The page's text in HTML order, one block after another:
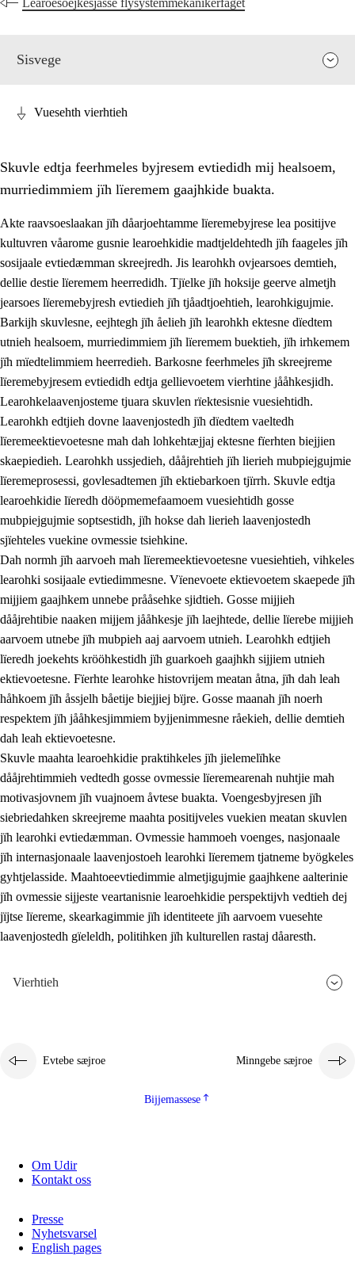
Learoesoejkesjasse flysystemmekanikerfaget
Sisvege
3. Prinsihph skuvlen rïektesisnie
3.1 Feerhmeles lïeremebyjrese
3.2 Ööhpehtimmie jïh sjïehtedamme lïerehtimmie
3.3 Gåetie jïh skuvle laavenjostoeh
3.4 Lïerehtimmie learoesïeltesne jïh barkoejielemisnie
3.5 Profesjonsektievoete jïh skuvleevtiedimmie
Vuesehth vierhtieh
Skuvle edtja feerhmeles byjresem evtiedidh mij healsoem,
murriedimmiem jïh lïeremem gaajhkide buakta.
Akte raavsoeslaakan jïh dåarjoehtamme lïeremebyjrese lea positijve
kultuvren våarome gusnie learoehkidie madtjeldehtedh jïh faageles jïh
sosijaale evtiedæmman skreejredh. Jis learohkh ovjearsoes demtieh,
dellie destie lïeremem heerredidh. Tjïelke jïh hoksije geerve almetjh
jearsoes lïeremebyjresh evtiedieh jïh tjåadtjoehtieh, learohkigujmie.
Barkijh skuvlesne, eejhtegh jïh åelieh jïh learohkh ektesne dïedtem
utnieh healsoem, murriedimmiem jïh lïeremem buektieh, jïh irhkemem
jïh mïedtelimmiem heerredieh. Barkosne feerhmeles jïh skreejreme
lïeremebyjresem evtiedidh edtja gellievoetem vierhtine jååhkesjidh.
Learohkelaavenjosteme tjuara skuvlen rïektesisnie vuesiehtidh.
Learohkh edtjieh dovne laavenjostedh jïh dïedtem vaeltedh
lïeremeektievoetesne mah dah lohkehtæjjaj ektesne fïerhten biejjien
skaepiedieh. Learohkh ussjedieh, dååjrehtieh jïh lierieh mubpiejgujmie
lïeremeprosessi, govlesadtemen jïh ektiebarkoen tjïrrh. Skuvle edtja
learoehkidie lïeredh dööpmemefaamoem vuesiehtidh gosse
mubpiejgujmie soptsestidh, jïh hokse dah lierieh laavenjostedh
sjïehteles vuekine ovmessie tsiehkine.
Dah normh jïh aarvoeh mah lïeremeektievoetesne vuesiehtieh, vihkeles
learohki sosijaale evtiedimmesne. Vïenevoete ektievoetem skaepede jïh
mijjiem gaajhkem unnebe prååsehke sjidtieh. Gosse mijjieh
dååjrehtibie naaken mijjem jååhkesje jïh laejhtede, dellie lïerebe mijjieh
aarvoem utnebe jïh mubpieh aaj aarvoem utnieh. Learohkh edtjieh
lïeredh joekehts krööhkestidh jïh guarkoeh gaajhkh sijjiem utnieh
ektievoetesne. Fïerhte learohke histovrijem meatan åtna, jïh dah leah
håhkoem jïh åssjelh båetije biejjiej bïjre. Gosse maanah jïh noerh
respektem jïh jååhkesjimmiem byjjenimmesne råekieh, dellie demtieh
dah leah ektievoetesne.
Skuvle maahta learoehkidie praktihkeles jïh jielemelïhke
dååjrehtimmieh vedtedh gosse ovmessie lïeremearenah nuhtjie mah
motivasjovnem jïh vuajnoem åvtese buakta. Voengesbyjresen jïh
siebriedahken skreejreme maahta positijveles vuekien meatan skuvlen
jïh learohki evtiedæmman. Ovmessie hammoeh voenges, nasjonaale
jïh internasjonaale laavenjostoeh learohki lïeremem tjatneme byögkeles
gyhtjelasside. Maahtoeevtiedimmie almetjigujmie gaajhkene aalterinie
jïh ovmessie sijjeste veartanisnie learoehkidie perspektijvh vedtieh dej
jïjtse lïereme, skearkagimmie jïh identiteete jïh aarvoem vuesehte
laavenjostedh gïeleldh, politihken jïh kulturellen rastaj dåaresth.
Vierhtieh
Evtebe sæjroe Minngebe sæjroe
Bijjemassese
Om Udir
Kontakt oss
Presse
Nyhetsvarsel
English pages